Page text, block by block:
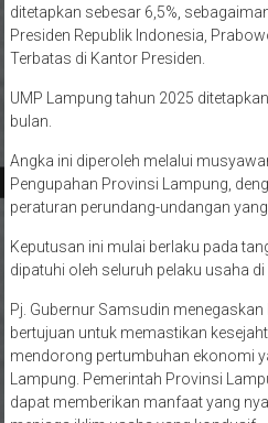
Presiden Republik Indonesia,
Terbatas di Kantor Presiden.
bulan.
Pengupahan Provinsi Lampung,
peraturan perundang-undangan
dipatuhi oleh seluruh pelaku usaha
bertujuan untuk memastikan
mendorong pertumbuhan ekonomi
Lampung. Pemerintah Provinsi
dapat memberikan manfaat yang
menjaga iklim usaha yang kondusif.